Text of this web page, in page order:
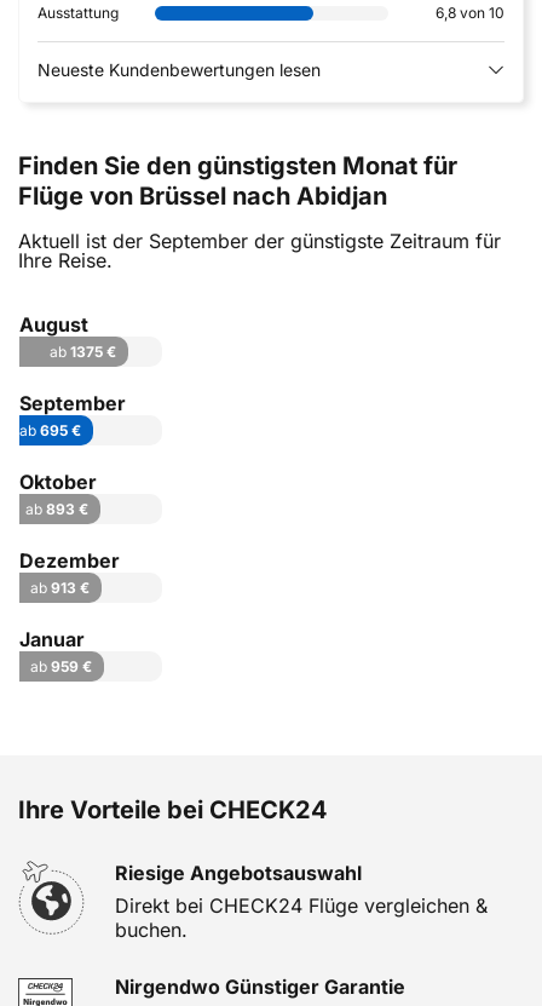
Ausstattung 6,8 von 10
Neueste Kundenbewertungen lesen
Finden Sie den günstigsten Monat für
Flüge von Brüssel nach Abidjan
Aktuell ist der September der günstigste Zeitraum für
Ihre Reise.
August
ab 1375 €
September
ab 695 €
Oktober
ab893 €
Dezember
ab913 €
Januar
ab959 €
Ihre Vorteile bei CHECK24
Riesige Angebotsauswahl
Direkt bei CHECK24 Flüge vergleichen &
buchen.
Nirgendwo Günstiger Garantie